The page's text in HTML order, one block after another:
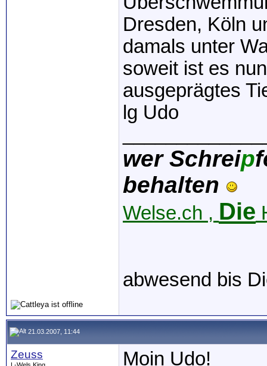
Dresden, Köln
damals unter
soweit ist es
ausgeprägtes
lg Udo
wer Schreip
behalten
Welse.ch , Die
abwesend bis
21.03.2007, 11:44
Zeuss
Moin Udo!